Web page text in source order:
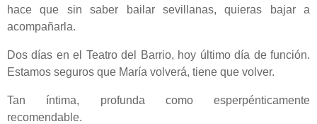
hace que sin saber bailar sevillanas, quieras bajar a
acompañarla.
Dos días en el Teatro del Barrio, hoy último día de función.
Estamos seguros que María volverá, tiene que volver.
Tan íntima, profunda como esperpénticamente
recomendable.